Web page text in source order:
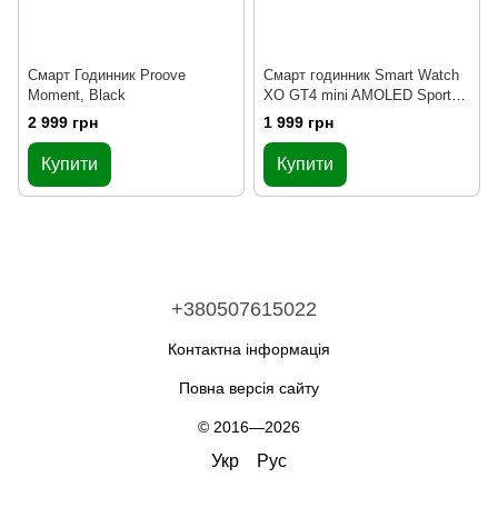
Смарт Годинник Proove
Moment, Black
2 999 грн
Купити
Смарт годинник Smart Watch
XO GT4 mini AMOLED Sports,
Silver
1 999 грн
Купити
+380507615022
Контактна інформація
Повна версія сайту
© 2016—2026
Укр Рус